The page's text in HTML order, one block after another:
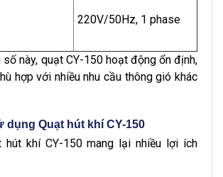
220V/50Hz, 1 phase
số này, quạt CY-150 hoạt động ổn định,
hợp với nhiều nhu cầu thông gió khác
dụng Quạt hút khí CY-150
hút khí CY-150 mang lại nhiều lợi ích